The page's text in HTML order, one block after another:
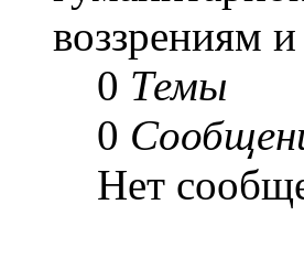
воззрениям
0 Темы
0
Нет